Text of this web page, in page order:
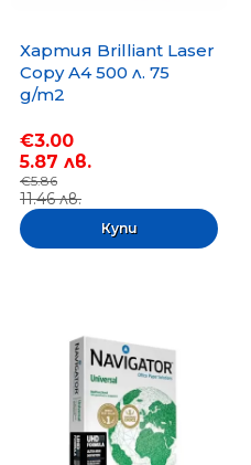
Хартия Brilliant Laser
Copy A4 500 л. 75
g/m2
€3.00
5.87 лв.
€5.86
11.46 лв.